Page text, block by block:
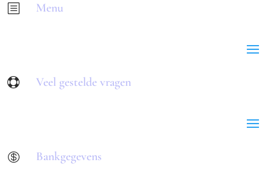
b Menu
 Veel gestelde vragen
 Bankgegevens